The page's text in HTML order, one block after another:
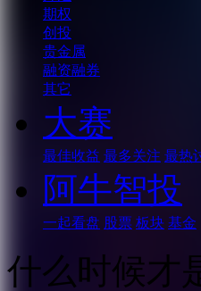
期权
创投
贵金属
融资融券
其它
大赛
最佳收益 最多关注 最热
阿牛智投
一起看盘 股票 板块 基金
什么时候才